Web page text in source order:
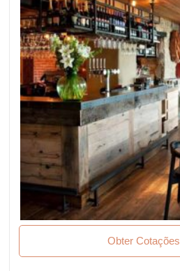
Obter Cotações